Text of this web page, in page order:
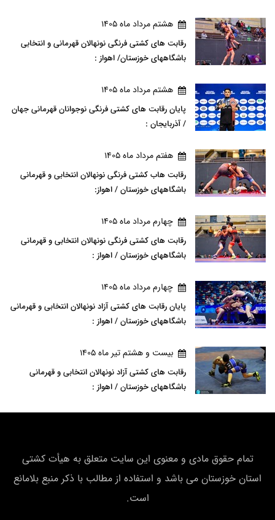
هشتم مرداد ماه 1405
رقابت های کشتی فرنگی نونهالان قهرمانی و انتخابی
باشگاههای خوزستان/ اهواز :
هشتم مرداد ماه 1405
پایان رقابت های کشتی فرنگی نوجوانان قهرمانی جهان
/ آذربایجان :
هفتم مرداد ماه 1405
رقابت هاب کشتی فرنگی نونهالان انتخابی و قهرمانی
باشگاههای خوزستان / اهواز:
چهارم مرداد ماه 1405
رقابت های کشتی فرنگی نونهالان انتخابی و قهرمانی
باشگاههای خوزستان / اهواز :
چهارم مرداد ماه 1405
پایان رقابت های کشتی آزاد نونهالان انتخابی و قهرمانی
باشگاههای خوزستان / اهواز :
بيست و هشتم تير ماه 1405
رقابت های کشتی آزاد نونهالان انتخابی و قهرمانی
باشگاههای خوزستان / اهواز :
تمام حقوق مادی و معنوی این سایت متعلق به هیأت كشتی
استان خوزستان می باشد و استفاده از مطالب با ذکر منبع بلامانع
است.